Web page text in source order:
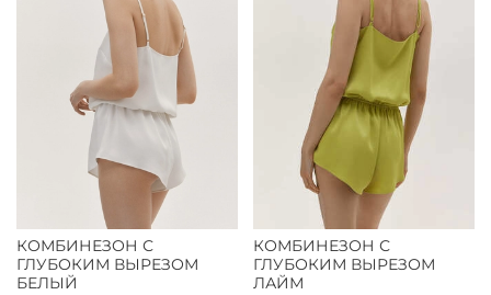
КОМБИНЕЗОН С
ГЛУБОКИМ ВЫРЕЗОМ
БЕЛЫЙ
КОМБИНЕЗОН С
ГЛУБОКИМ ВЫРЕЗОМ
ЛАЙМ